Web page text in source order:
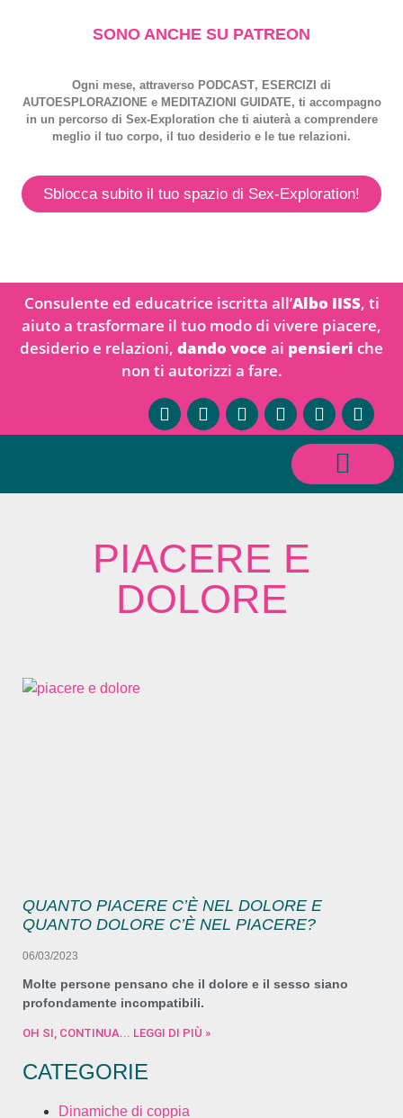
SONO ANCHE SU PATREON
Ogni mese, attraverso PODCAST, ESERCIZI di
AUTOESPLORAZIONE e MEDITAZIONI GUIDATE, ti accompagno
in un percorso di Sex-Exploration che ti aiuterà a comprendere
meglio il tuo corpo, il tuo desiderio e le tue relazioni.
Sblocca subito il tuo spazio di Sex-Exploration!
Consulente ed educatrice iscritta all’Albo IISS, ti
aiuto a trasformare il tuo modo di vivere piacere,
desiderio e relazioni, dando voce ai pensieri che
non ti autorizzi a fare.
PIACERE E
DOLORE
QUANTO PIACERE C’È NEL DOLORE E
QUANTO DOLORE C’È NEL PIACERE?
06/03/2023
Molte persone pensano che il dolore e il sesso siano
profondamente incompatibili.
OH SI, CONTINUA... LEGGI DI PIÙ »
CATEGORIE
Dinamiche di coppia